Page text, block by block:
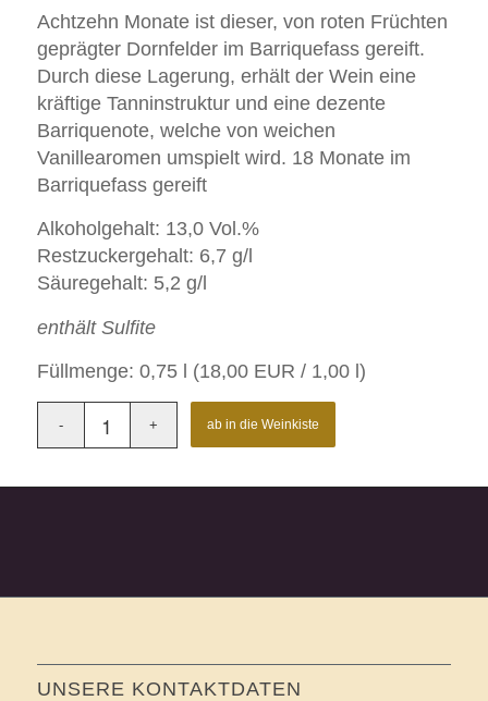
Achtzehn Monate ist dieser, von roten Früchten
geprägter Dornfelder im Barriquefass gereift.
Durch diese Lagerung, erhält der Wein eine
kräftige Tanninstruktur und eine dezente
Barriquenote, welche von weichen
Vanillearomen umspielt wird. 18 Monate im
Barriquefass gereift
Alkoholgehalt: 13,0 Vol.%
Restzuckergehalt: 6,7 g/l
Säuregehalt: 5,2 g/l
enthält Sulfite
Füllmenge: 0,75 l (18,00 EUR / 1,00 l)
ab in die Weinkiste
UNSERE KONTAKTDATEN